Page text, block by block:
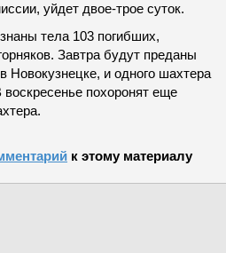
уйдет двое-трое суток.
тела 103 погибших,
Завтра будут преданы
Новокузнецке, и одного шахтера
похоронят еще
к этому материалу